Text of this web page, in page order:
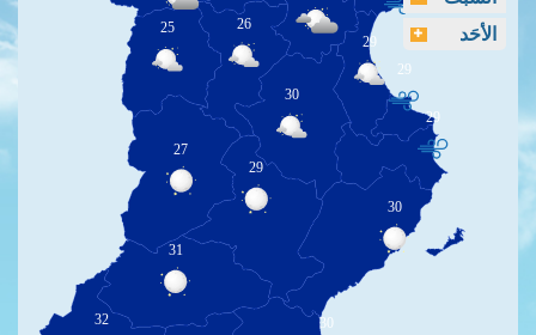
26
25
30
29
29
29
27
29
30
30
31
32
الأحَد